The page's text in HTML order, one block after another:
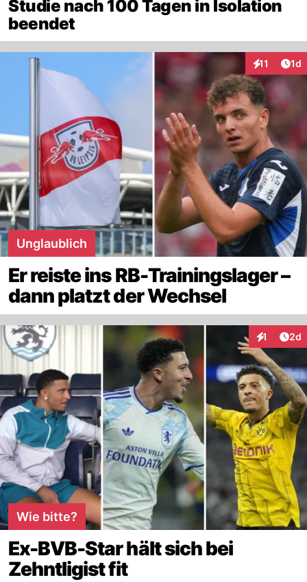
Studie nach 100 Tagen in Isolation
beendet
11 1d
Unglaublich
Er reiste ins RB-Trainingslager –
dann platzt der Wechsel
1 2d
Wie bitte?
Ex-BVB-Star hält sich bei
Zehntligist fit